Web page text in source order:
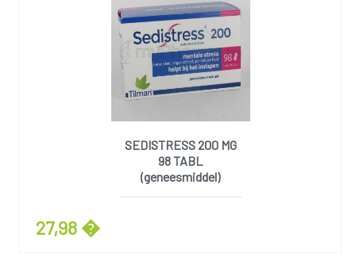
SEDISTRESS 200 MG
98 TABL
(geneesmiddel)
27,98 �